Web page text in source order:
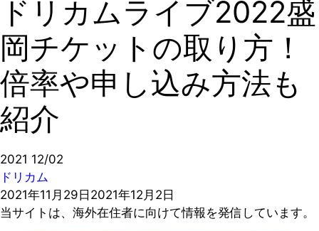
ドリカムライブ2022盛
岡チケットの取り方！
倍率や申し込み方法も
紹介
2021 12/02
ドリカム
2021年11月29日 2021年12月2日
当サイトは、海外在住者に向けて情報を発信しています。